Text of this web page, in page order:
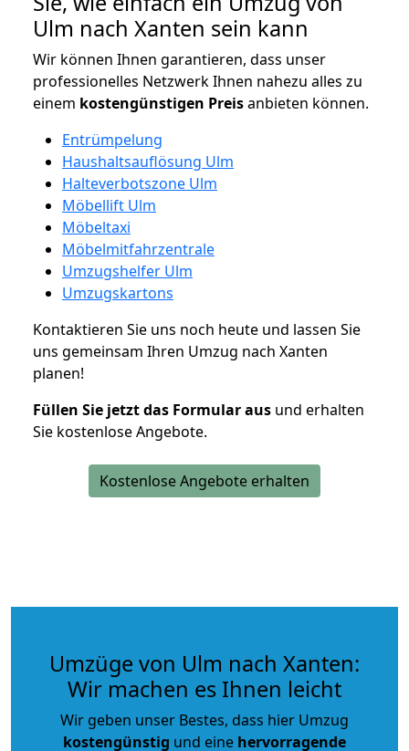
Ulm nach Xanten sein kann
Wir können Ihnen garantieren, dass unser
professionelles Netzwerk Ihnen nahezu alles zu
einem kostengünstigen Preisanbieten können.
Entrümpelung
Haushaltsauflösung Ulm
Halteverbotszone Ulm
Möbellift Ulm
Möbeltaxi
Möbelmitfahrzentrale
Umzugshelfer Ulm
Umzugskartons
Kontaktieren Sie uns noch heute und lassen Sie
uns gemeinsam Ihren Umzug nach Xanten
planen!
Füllen Sie jetzt das Formular aus und erhalten
Sie kostenlose Angebote.
Kostenlose Angebote erhalten
Umzüge von Ulm nach Xanten:
Wir machen es Ihnen leicht
Wir geben unser Bestes, dass hier Umzug
kostengünstig und eine hervorragende